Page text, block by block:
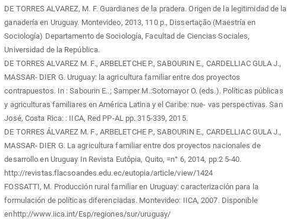
DE TORRES ALVAREZ, M. F. Guardianes de la pradera. Origen de la legitimidad de la
ganadería en Uruguay. Montevideo, 2013, 110 p., Dissertação (Maestría en
Sociología) Departamento de Sociología, Facultad de Ciencias Sociales,
Universidad de la República.
DE TORRES ALVAREZ M. F., ARBELETCHE P., SABOURIN E., CARDELLIAC GULA J.,
MASSAR- DIER G. Uruguay: la agricultura familiar entre dos proyectos
contrapuestos. In : Sabourin E..; Samper M.:Sotomayor O. (eds.). Políticas públicas
y agriculturas familiares en América Latina y el Caribe: nue- vas perspectivas. San
José, Costa Rica: : IICA, Red PP-AL pp. 315-339, 2015.
DE TORRES ÁLVAREZ M. F., ARBELETCHE P., SABOURIN E., CARDELLIAC GULA J.,
MASSAR- DIER G. La agricultura familiar entre dos proyectos nacionales de
desarrollo en Uruguay In Revista Eutôpia, Quito, =n° 6, 2014, pp.2 5-40.
http://revistas.flacsoandes.edu.ec/eutopia/article/view/1424
FOSSATTI, M. Producción rural familiar en Uruguay: caracterización para la
formulación de políticas diferenciadas. Montevideo: IICA, 2007. Disponible
enhttp://www.iica.int/Esp/regiones/sur/uruguay/